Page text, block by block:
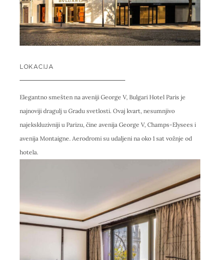
LOKACIJA
Elegantno smešten na aveniji George V, Bulgari Hotel Paris je
najnoviji dragulj u Gradu svetlosti. Ovaj kvart, nesumnjivo
najekskluzivniji u Parizu, čine avenija George V, Champs-Elysees i
avenija Montaigne. Aerodromi su udaljeni na oko 1 sat vožnje od
hotela.